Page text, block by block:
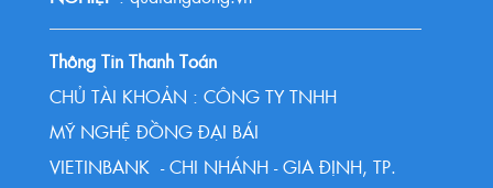
Thông Tin Thanh Toán
CHỦ TÀI KHOẢN : CÔNG TY TNHH
MỸ NGHỆ ĐỒNG ĐẠI BÁI
VIETINBANK - CHI NHÁNH - GIA ĐỊNH, TP.